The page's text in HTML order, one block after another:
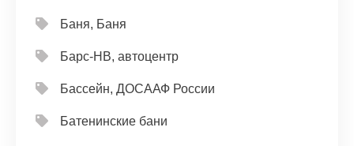
Баня, Баня
Барс-НВ, автоцентр
Бассейн, ДОСААФ России
Батенинские бани